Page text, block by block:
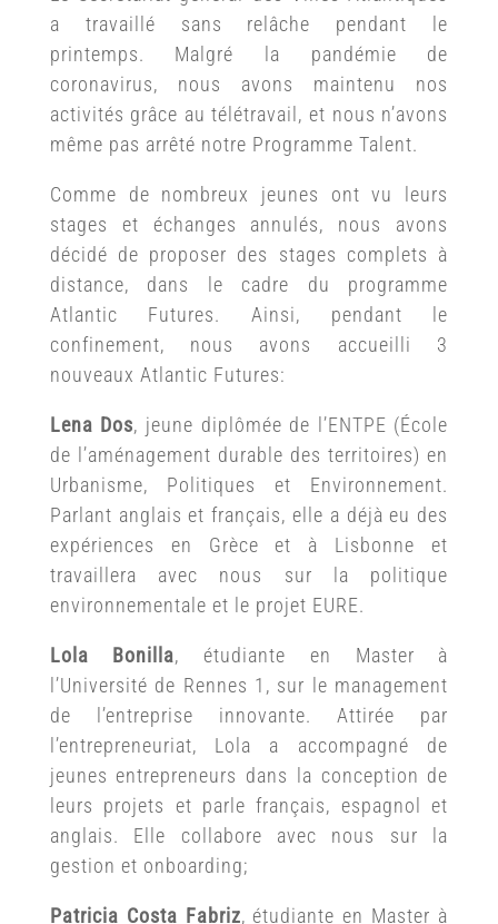
a travaillé sans relâche pendant le
printemps. Malgré la pandémie de
coronavirus, nous avons maintenu nos
activités grâce au télétravail, et nous n’avons
même pas arrêté notre Programme Talent.
Comme de nombreux jeunes ont vu leurs
stages et échanges annulés, nous avons
décidé de proposer des stages complets à
distance, dans le cadre du programme
Atlantic Futures. Ainsi, pendant le
confinement, nous avons accueilli 3
nouveaux Atlantic Futures:
Lena Dos, jeune diplômée de l’ENTPE (École
de l’aménagement durable des territoires) en
Urbanisme, Politiques et Environnement.
Parlant anglais et français, elle a déjà eu des
expériences en Grèce et à Lisbonne et
travaillera avec nous sur la politique
environnementale et le projet EURE.
Lola Bonilla, étudiante en Master à
l’Université de Rennes 1, sur le management
de l’entreprise innovante. Attirée par
l’entrepreneuriat, Lola a accompagné de
jeunes entrepreneurs dans la conception de
leurs projets et parle français, espagnol et
anglais. Elle collabore avec nous sur la
gestion et onboarding;
Patricia Costa Fabriz, étudiante en Master à